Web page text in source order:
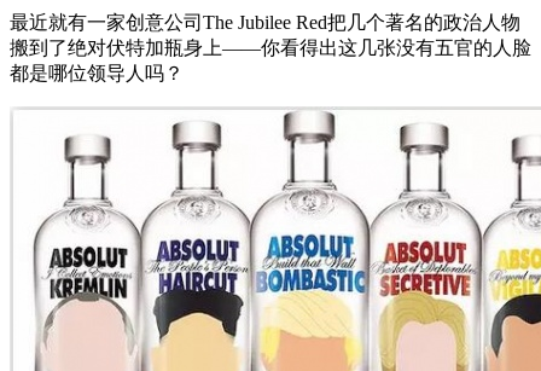
最近就有一家创意公司The Jubilee Red把几个著名的政治人物
搬到了绝对伏特加瓶身上——你看得出这几张没有五官的人脸
都是哪位领导人吗？